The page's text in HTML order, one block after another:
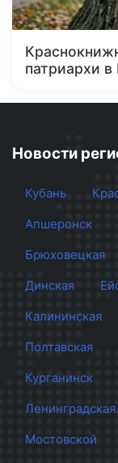
патриархи
Новости
Кубань
Апшеронск
Брюховецкая
Динская
Калининская
Полтавская
Курганинск
Ленинградская
Мостовской